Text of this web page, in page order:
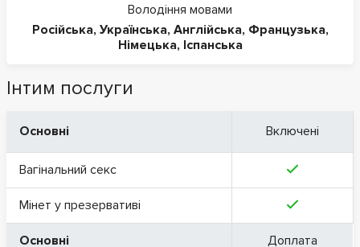
Володіння мовами
Російська, Українська, Англійська, Французька,
Німецька, Іспанська
Інтим послуги
Основні Включені
Вагінальний секс
Мінет у презервативі
Основні Доплата